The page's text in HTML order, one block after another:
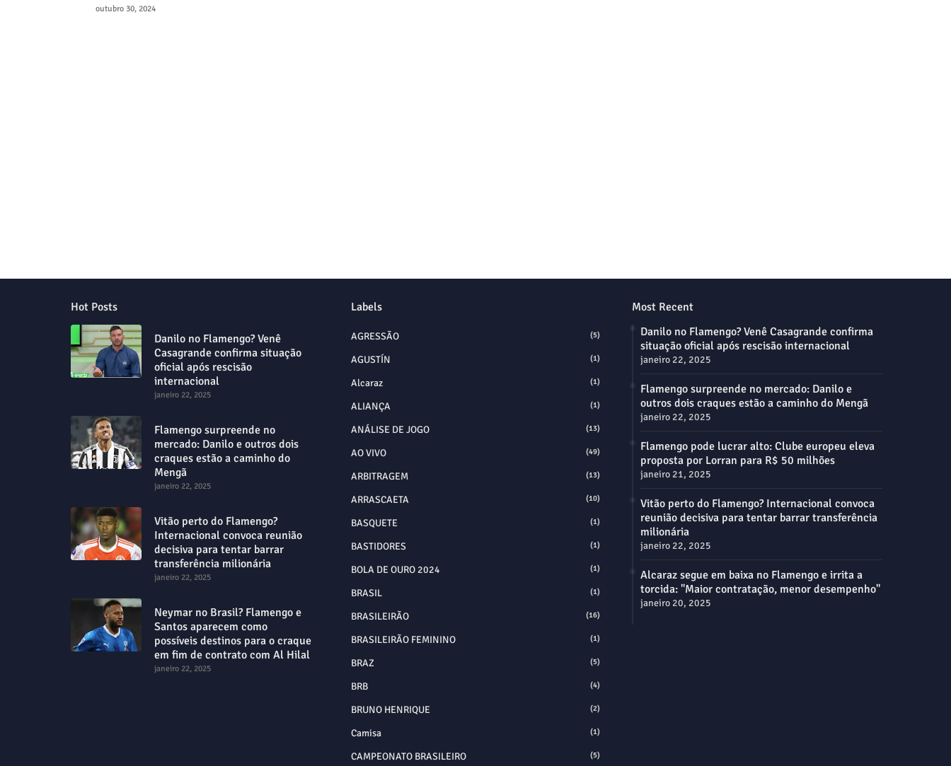
outubro 30, 2024
Hot Posts
Danilo no Flamengo? Venê
Casagrande confirma situação
oficial após rescisão
internacional
janeiro 22, 2025
Flamengo surpreende no
mercado: Danilo e outros dois
craques estão a caminho do
Mengã
janeiro 22, 2025
Vitão perto do Flamengo?
Internacional convoca reunião
decisiva para tentar barrar
transferência milionária
janeiro 22, 2025
Neymar no Brasil? Flamengo e
Santos aparecem como
possíveis destinos para o craque
em fim de contrato com Al Hilal
janeiro 22, 2025
Labels
AGRESSÃO (5)
AGUSTÍN (1)
Alcaraz (1)
ALIANÇA (1)
ANÁLISE DE JOGO (13)
AO VIVO (49)
ARBITRAGEM (13)
ARRASCAETA (10)
BASQUETE (1)
BASTIDORES (1)
BOLA DE OURO 2024 (1)
BRASIL (1)
BRASILEIRÃO (16)
BRASILEIRÃO FEMININO (1)
BRAZ (5)
BRB (4)
BRUNO HENRIQUE (2)
Camisa (1)
CAMPEONATO BRASILEIRO (5)
Most Recent
Danilo no Flamengo? Venê Casagrande confirma
situação oficial após rescisão internacional
janeiro 22, 2025
Flamengo surpreende no mercado: Danilo e
outros dois craques estão a caminho do Mengã
janeiro 22, 2025
Flamengo pode lucrar alto: Clube europeu eleva
proposta por Lorran para R$ 50 milhões
janeiro 21, 2025
Vitão perto do Flamengo? Internacional convoca
reunião decisiva para tentar barrar transferência
milionária
janeiro 22, 2025
Alcaraz segue em baixa no Flamengo e irrita a
torcida: "Maior contratação, menor desempenho"
janeiro 20, 2025